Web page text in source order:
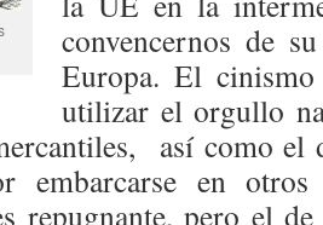
convencernos de
Europa. El
utilizar el orgullo
así como el
embarcarse en
repugnante, pero el